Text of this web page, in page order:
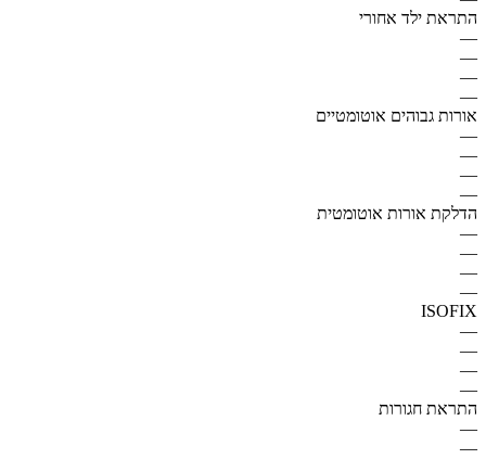
התראת ילד אחורי
—
—
—
—
אורות גבוהים אוטומטיים
—
—
—
—
הדלקת אורות אוטומטית
—
—
—
—
ISOFIX
—
—
—
—
התראת חגורות
—
—